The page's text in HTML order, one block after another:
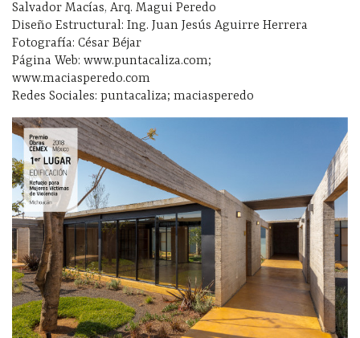
Salvador Macías, Arq. Magui Peredo
Diseño Estructural: Ing. Juan Jesús Aguirre Herrera
Fotografía: César Béjar
Página Web: www.puntacaliza.com;
www.maciasperedo.com
Redes Sociales: puntacaliza; maciasperedo